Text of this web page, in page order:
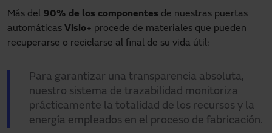
Más del 90% de los componentes de nuestras puertas
automáticas Visio+ procede de materiales que pueden
recuperarse o reciclarse al final de su vida útil:
Para garantizar una transparencia absoluta,
nuestro sistema de trazabilidad monitoriza
prácticamente la totalidad de los recursos y la
energía empleados en el proceso de fabricación.